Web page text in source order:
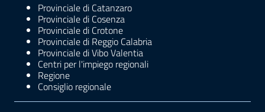
Provinciale di Catanzaro
Provinciale di Cosenza
Provinciale di Crotone
Provinciale di Reggio Calabria
Provinciale di Vibo Valentia
Centri per l'impiego regionali
Regione
Consiglio regionale